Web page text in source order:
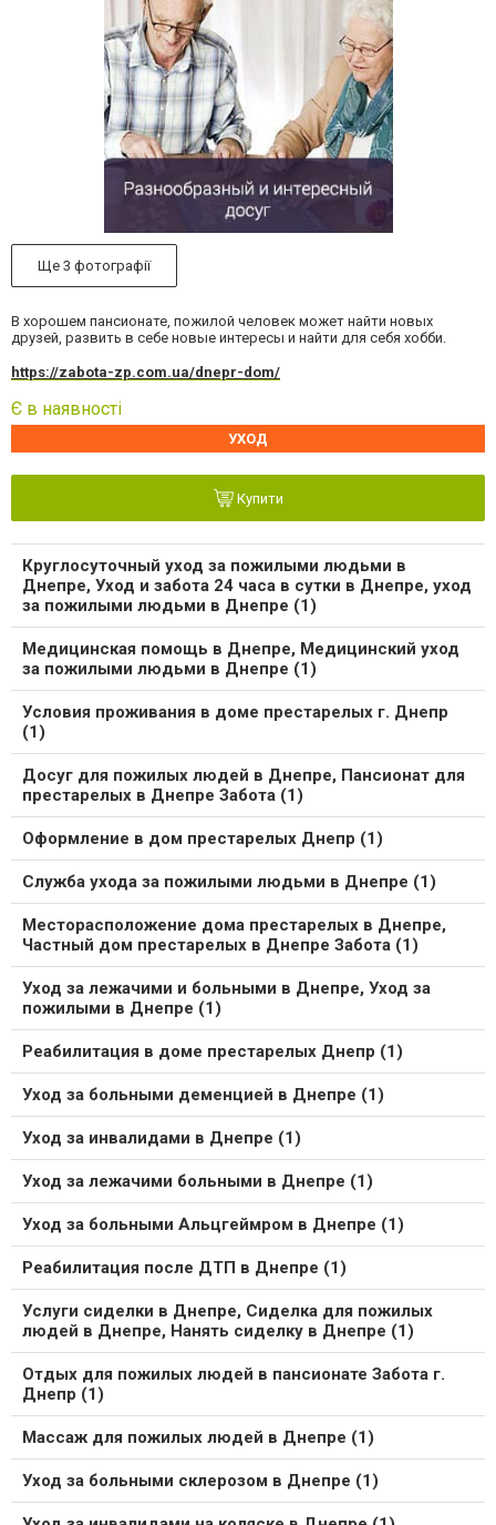
Ще 3 фотографії
В хорошем пансионате, пожилой человек может найти новых
друзей, развить в себе новые интересы и найти для себя хобби.
https://zabota-zp.com.ua/dnepr-dom/
Є в наявності
УХОД
Купити
Круглосуточный уход за пожилыми людьми в
Днепре, Уход и забота 24 часа в сутки в Днепре, уход
за пожилыми людьми в Днепре (1)
Медицинская помощь в Днепре, Медицинский уход
за пожилыми людьми в Днепре (1)
Условия проживания в доме престарелых г. Днепр
(1)
Досуг для пожилых людей в Днепре, Пансионат для
престарелых в Днепре Забота (1)
Оформление в дом престарелых Днепр (1)
Служба ухода за пожилыми людьми в Днепре (1)
Месторасположение дома престарелых в Днепре,
Частный дом престарелых в Днепре Забота (1)
Уход за лежачими и больными в Днепре, Уход за
пожилыми в Днепре (1)
Реабилитация в доме престарелых Днепр (1)
Уход за больными деменцией в Днепре (1)
Уход за инвалидами в Днепре (1)
Уход за лежачими больными в Днепре (1)
Уход за больными Альцгеймром в Днепре (1)
Реабилитация после ДТП в Днепре (1)
Услуги сиделки в Днепре, Сиделка для пожилых
людей в Днепре, Нанять сиделку в Днепре (1)
Отдых для пожилых людей в пансионате Забота г.
Днепр (1)
Массаж для пожилых людей в Днепре (1)
Уход за больными склерозом в Днепре (1)